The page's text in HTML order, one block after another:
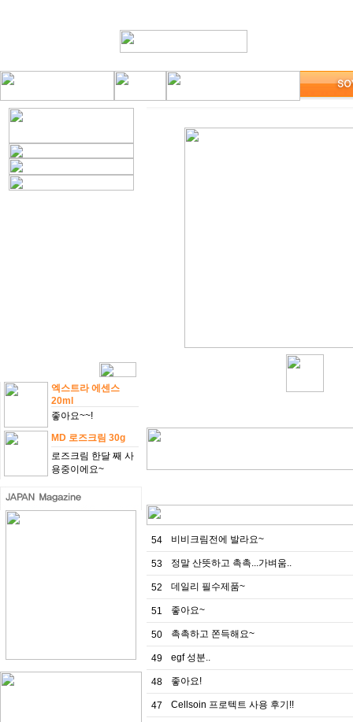
엑스트라 에센스
20ml
좋아요~~!
MD 로즈크림 30g
로즈크림 한달 째 사
용중이에요~
54 비비크림전에 발라요~
53 정말 산뜻하고 촉촉...가벼움..
52 데일리 필수제품~
51 좋아요~
50 촉촉하고 쫀득해요~
49 egf 성분..
48 좋아요!
47 Cellsoin 프로텍트 사용 후기!!